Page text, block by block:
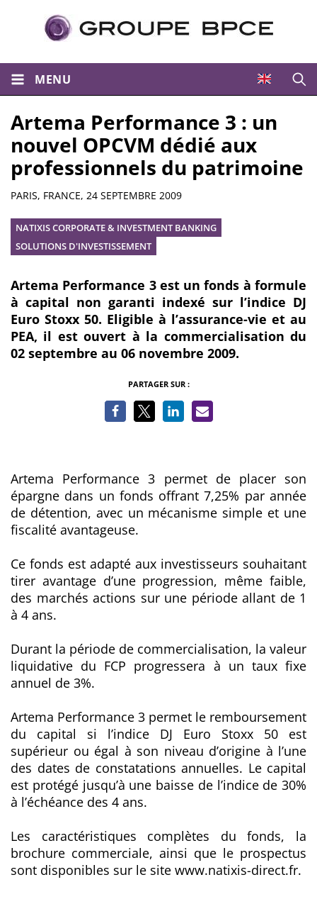
MENU
Artema Performance 3 : un
nouvel OPCVM dédié aux
professionnels du patrimoine
Résumé
PARIS, FRANCE, 24 SEPTEMBRE 2009
NATIXIS CORPORATE & INVESTMENT BANKING
SOLUTIONS D'INVESTISSEMENT
Artema Performance 3 est un fonds à formule
à capital non garanti indexé sur l’indice DJ
Euro Stoxx 50. Eligible à l’assurance-vie et au
PEA, il est ouvert à la commercialisation du
02 septembre au 06 novembre 2009.
PARTAGER SUR :
Artema Performance 3 permet de placer son
épargne dans un fonds offrant 7,25% par année
de détention, avec un mécanisme simple et une
fiscalité avantageuse.
Ce fonds est adapté aux investisseurs souhaitant
tirer avantage d’une progression, même faible,
des marchés actions sur une période allant de 1
à 4 ans.
Durant la période de commercialisation, la valeur
liquidative du FCP progressera à un taux fixe
annuel de 3%.
Artema Performance 3 permet le remboursement
du capital si l’indice DJ Euro Stoxx 50 est
supérieur ou égal à son niveau d’origine à l’une
des dates de constatations annuelles. Le capital
est protégé jusqu’à une baisse de l’indice de 30%
à l’échéance des 4 ans.
Les caractéristiques complètes du fonds, la
brochure commerciale, ainsi que le prospectus
sont disponibles sur le site www.natixis-direct.fr.